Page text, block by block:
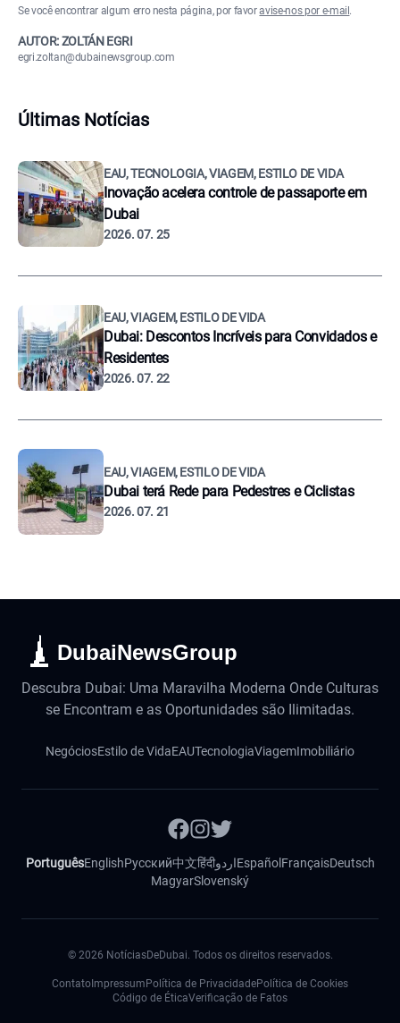
Se você encontrar algum erro nesta página, por favoravise-nos por e-mail .
AUTOR: ZOLTÁN EGRI
egri.zoltan@dubainewsgroup.com
Últimas Notícias
EAU, TECNOLOGIA, VIAGEM, ESTILO DE VIDA
Inovação acelera controle de passaporte em
Dubai
2026. 07. 25
EAU, VIAGEM, ESTILO DE VIDA
Dubai: Descontos Incríveis para Convidados e
Residentes
2026. 07. 22
EAU, VIAGEM, ESTILO DE VIDA
Dubai terá Rede para Pedestres e Ciclistas
2026. 07. 21
DubaiNewsGroup
Descubra Dubai: Uma Maravilha Moderna Onde Culturas
se Encontram e as Oportunidades são Ilimitadas.
NegóciosEstilo de VidaEAUTecnologiaViagemImobiliário
PortuguêsEnglishРусский中文हिंदीاردوEspañol FrançaisDeutsch
MagyarSlovenský
© 2026 NotíciasDeDubai. Todos os direitos reservados.
Contato Impressum Política de PrivacidadePolítica de Cookies
Código de ÉticaVerificação de Fatos